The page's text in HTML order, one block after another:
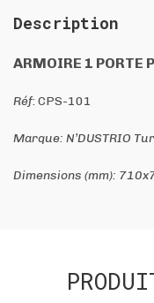
Description
ARMOIRE 1 PORTE
Réf: CPS-101
Marque: N’DUSTRIO
Dimensions (mm):